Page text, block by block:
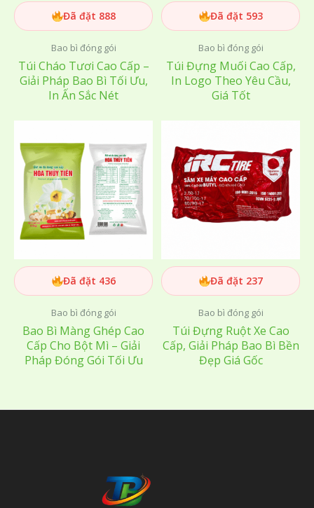
Đã đặt 888
Bao bì đóng gói
Túi Cháo Tươi Cao Cấp –
Giải Pháp Bao Bì Tối Ưu,
In Ấn Sắc Nét
Đã đặt 593
Bao bì đóng gói
Túi Đựng Muối Cao Cấp,
In Logo Theo Yêu Cầu,
Giá Tốt
Đã đặt 436
Bao bì đóng gói
Bao Bì Màng Ghép Cao
Cấp Cho Bột Mì – Giải
Pháp Đóng Gói Tối Ưu
Đã đặt 237
Bao bì đóng gói
Túi Đựng Ruột Xe Cao
Cấp, Giải Pháp Bao Bì Bền
Đẹp Giá Gốc